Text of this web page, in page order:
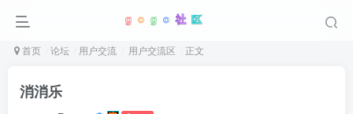
首页 论坛 用户交流 用户交流区 正文
消消乐